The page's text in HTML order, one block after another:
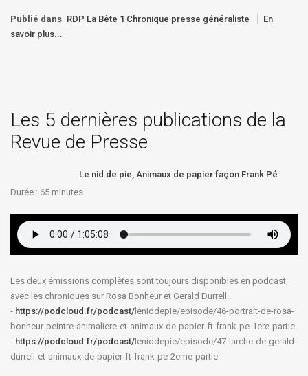
Publié dans RDP La Bête 1 Chronique presse généraliste
En
savoir plus...
Les 5 dernières publications de la
Revue de Presse
Le nid de pie, Animaux de papier façon Frank Pé
Durée : 65 minutes
Les deux émissions complètes sont toujours disponibles en podcast,
avec les chroniques sur Rosa Bonheur et Gerald Durrell.
- https://podcloud.fr/podcast/ leniddepie/episode/46-portrait-de-rosa-
bonheur-peintre-animaliere-et-animaux-de-papier-ft-frank-pe-1ere-partie
- https://podcloud.fr/podcast/ leniddepie/episode/47-larche-de-gerald-
durrell-et-animaux-de-papier-ft-frank-pe-2eme-partie